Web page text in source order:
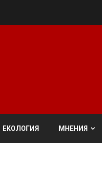
ЕКОЛОГИЯ МНЕНИЯ